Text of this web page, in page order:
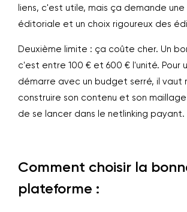
liens, c'est utile, mais ça demande une
éditoriale et un choix rigoureux des
Deuxième limite : ça coûte cher. Un
c'est entre 100 € et 600 € l'unité. Pour
démarre avec un budget serré, il vaut
construire son contenu et son
de se lancer dans le netlinking payant.
Comment choisir la
plateforme :